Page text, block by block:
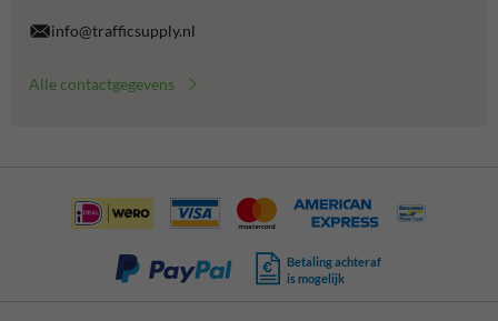
info@trafficsupply.nl
Alle contactgegevens
Betaling achteraf
is mogelijk